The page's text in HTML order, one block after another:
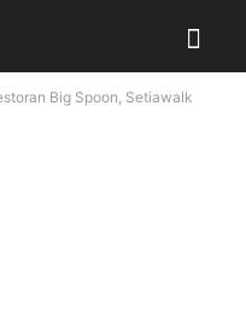
Big Spoon, Setiawalk